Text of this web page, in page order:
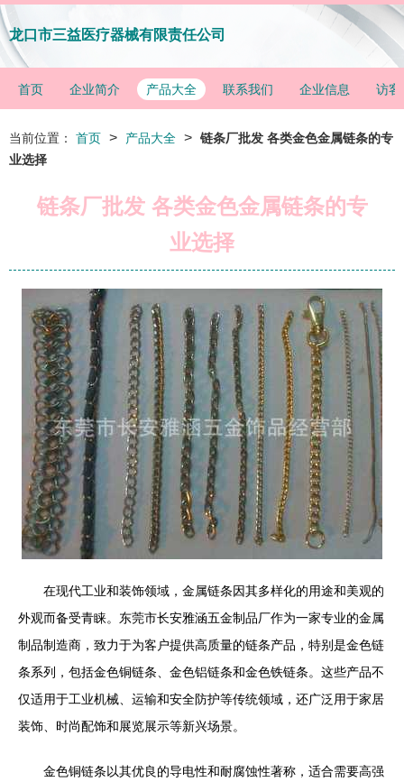
龙口市三益医疗器械有限责任公司
首页 企业简介 产品大全 联系我们 企业信息 访客
当前位置： 首页 > 产品大全 > 链条厂批发 各类金色金属链条的专
业选择
链条厂批发 各类金色金属链条的专
业选择
在现代工业和装饰领域，金属链条因其多样化的用途和美观的
外观而备受青睐。东莞市长安雅涵五金制品厂作为一家专业的金属
制品制造商，致力于为客户提供高质量的链条产品，特别是金色链
条系列，包括金色铜链条、金色铝链条和金色铁链条。这些产品不
仅适用于工业机械、运输和安全防护等传统领域，还广泛用于家居
装饰、时尚配饰和展览展示等新兴场景。
金色铜链条以其优良的导电性和耐腐蚀性著称，适合需要高强